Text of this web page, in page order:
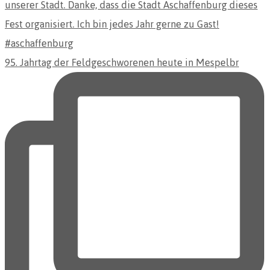
95. Jahrtag der Feldgeschworenen heute in Mespelbr